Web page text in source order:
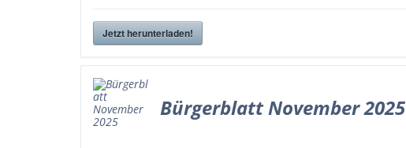
Jetzt herunterladen!
Bürgerblatt November 2025